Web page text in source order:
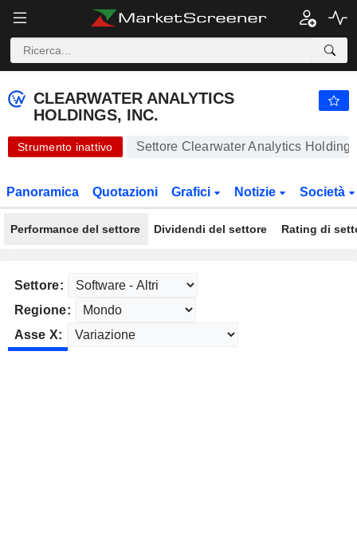
CLEARWATER ANALYTICS
HOLDINGS, INC.
Strumento inattivo Settore Clearwater Analytics
Panoramica Quotazioni Grafici Notizie Società
Performance del settore Dividendi del settore Rating di
Settore:
Regione:
Asse X: